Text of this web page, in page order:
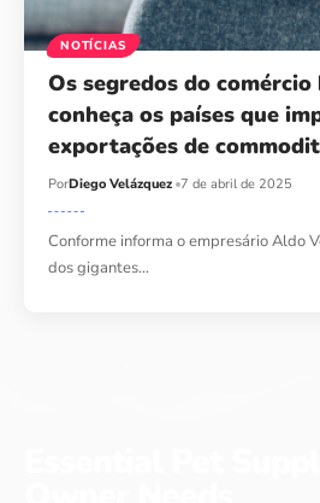
NOTÍCIAS
Os segredos do
conheça os países que
exportações de
PorDiego Velázquez 7 de abril de 2025
Conforme informa o empresário Aldo
dos gigantes…